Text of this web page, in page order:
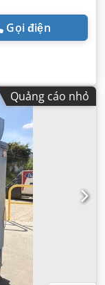
Gọi điện
Quảng cáo nhỏ